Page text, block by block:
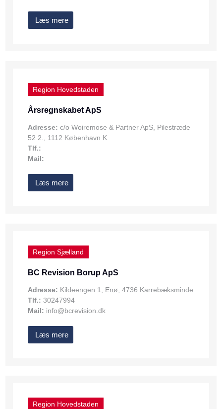
Læs mere
Region Hovedstaden
Årsregnskabet ApS
Adresse: c/o Woiremose & Partner ApS, Pilestræde
52 2., 1112 København K
Tlf.:
Mail:
Læs mere
Region Sjælland
BC Revision Borup ApS
Adresse: Kildeengen 1, Enø, 4736 Karrebæksminde
Tlf.: 30247994
Mail: info@bcrevision.dk
Læs mere
Region Hovedstaden